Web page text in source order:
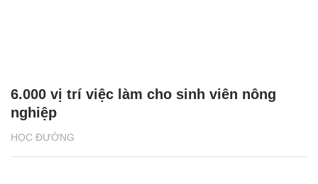
HỌC ĐƯỜNG
6.000 vị trí việc làm cho sinh viên nông
nghiệp